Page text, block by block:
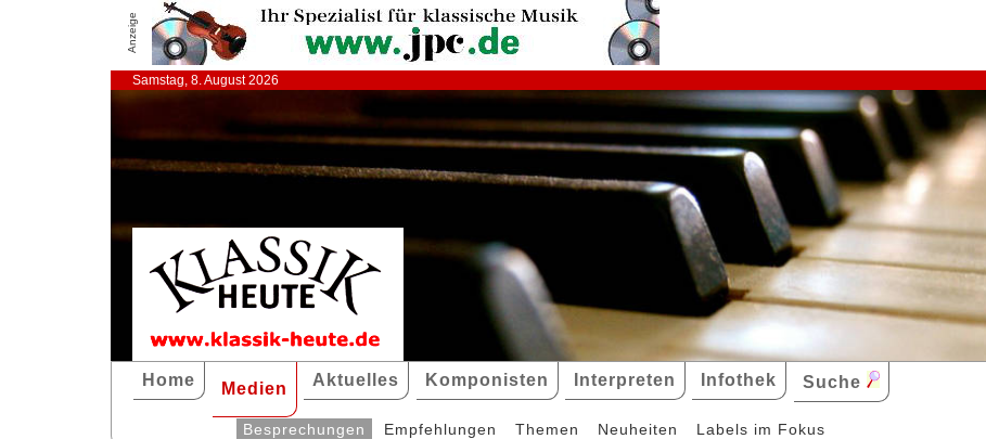
Anzeige
Samstag, 8. August 2026
Home Medien Aktuelles Komponisten Interpreten Infothek Suche
Besprechungen Empfehlungen Themen Neuheiten Labels im Fokus